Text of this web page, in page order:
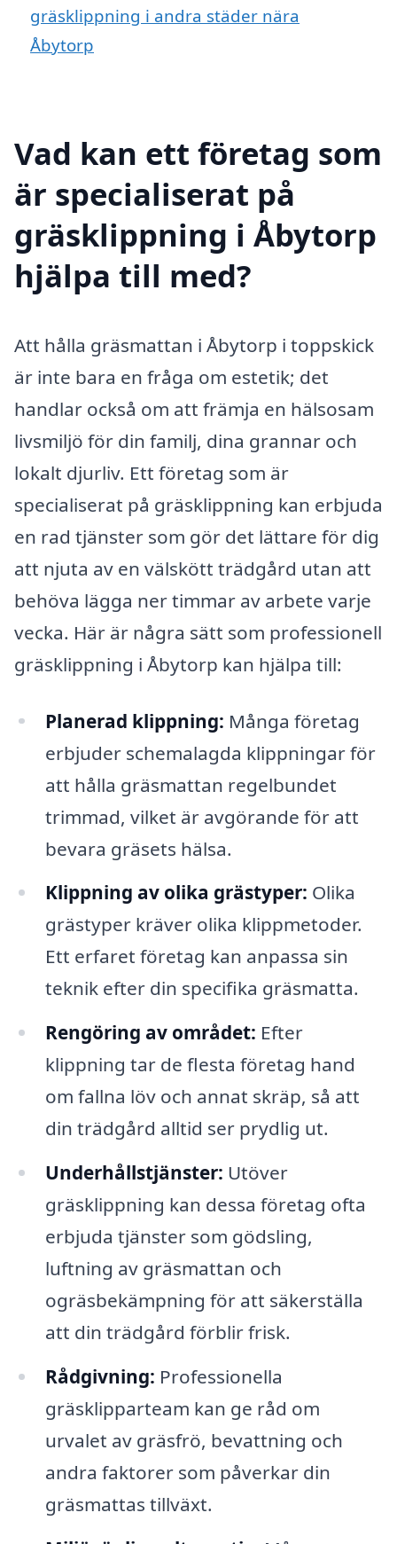
gräsklippning i andra städer nära
Åbytorp
Vad kan ett företag som
är specialiserat på
gräsklippning i Åbytorp
hjälpa till med?
Att hålla gräsmattan i Åbytorp i toppskick
är inte bara en fråga om estetik; det
handlar också om att främja en hälsosam
livsmiljö för din familj, dina grannar och
lokalt djurliv. Ett företag som är
specialiserat på gräsklippning kan erbjuda
en rad tjänster som gör det lättare för dig
att njuta av en välskött trädgård utan att
behöva lägga ner timmar av arbete varje
vecka. Här är några sätt som professionell
gräsklippning i Åbytorp kan hjälpa till:
Planerad klippning: Många företag
erbjuder schemalagda klippningar för
att hålla gräsmattan regelbundet
trimmad, vilket är avgörande för att
bevara gräsets hälsa.
Klippning av olika grästyper: Olika
grästyper kräver olika klippmetoder.
Ett erfaret företag kan anpassa sin
teknik efter din specifika gräsmatta.
Rengöring av området: Efter
klippning tar de flesta företag hand
om fallna löv och annat skräp, så att
din trädgård alltid ser prydlig ut.
Underhållstjänster: Utöver
gräsklippning kan dessa företag ofta
erbjuda tjänster som gödsling,
luftning av gräsmattan och
ogräsbekämpning för att säkerställa
att din trädgård förblir frisk.
Rådgivning: Professionella
gräsklipparteam kan ge råd om
urvalet av gräsfrö, bevattning och
andra faktorer som påverkar din
gräsmattas tillväxt.